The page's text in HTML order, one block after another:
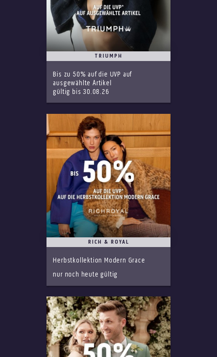
TRIUMPH
Bis zu 50% auf die UVP auf
ausgewählte Artikel
gültig bis 30.08.26
RICH & ROYAL
Herbstkollektion Modern Grace
nur noch heute gültig